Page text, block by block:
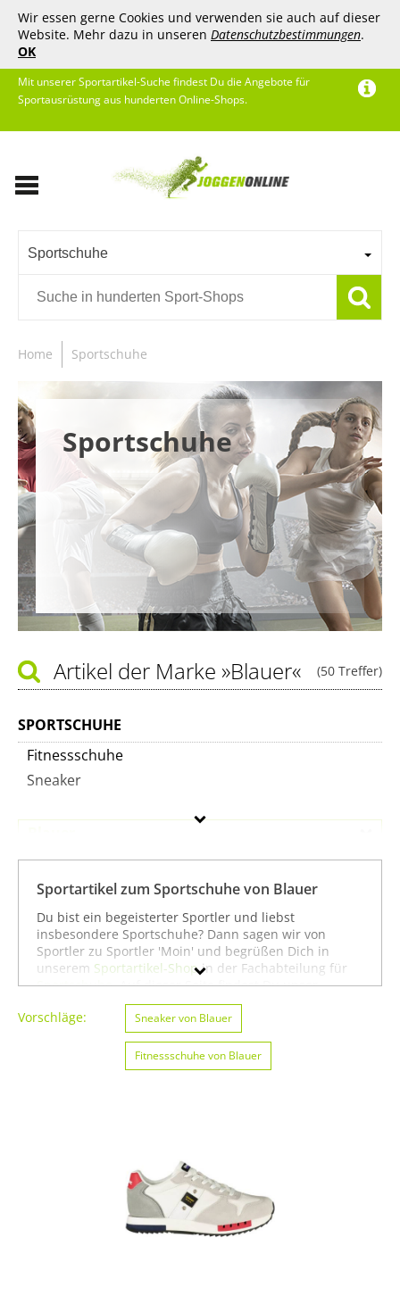
Wir essen gerne Cookies und verwenden sie auch auf dieser
Website. Mehr dazu in unseren Datenschutzbestimmungen.
OK
Mit unserer Sportartikel-Suche findest Du die Angebote für
Sportausrüstung aus hunderten Online-Shops.
Sportschuhe
Home Sportschuhe
Sportschuhe
(50 Treffer)
Artikel der Marke »Blauer«
SPORTSCHUHE
Fitnessschuhe
Sneaker
Preis
% Sale
Farbe
Sportartikel zum Sportschuhe von Blauer
Du bist ein begeisterter Sportler und liebst
insbesondere Sportschuhe? Dann sagen wir von
Sportler zu Sportler 'Moin' und begrüßen Dich in
unserem Sportartikel-Shopin der Fachabteilung für
Sportschuhe. Auf dieser Seite findest Du unser
gesamtes Sortiment der Marke Blauer speziell für die
Sportart Sportschuhe. Du kannst die Auswahl weiter
einschränken, zum Beispiel aufFechten von Blauer
Kampfsport von Blauer. Wenn Du dagegen nicht
gezielt für die Sportart Sportschuhe suchst, kannst Du
Vorschläge: Sneaker von Blauer
Fitnessschuhe von Blauer